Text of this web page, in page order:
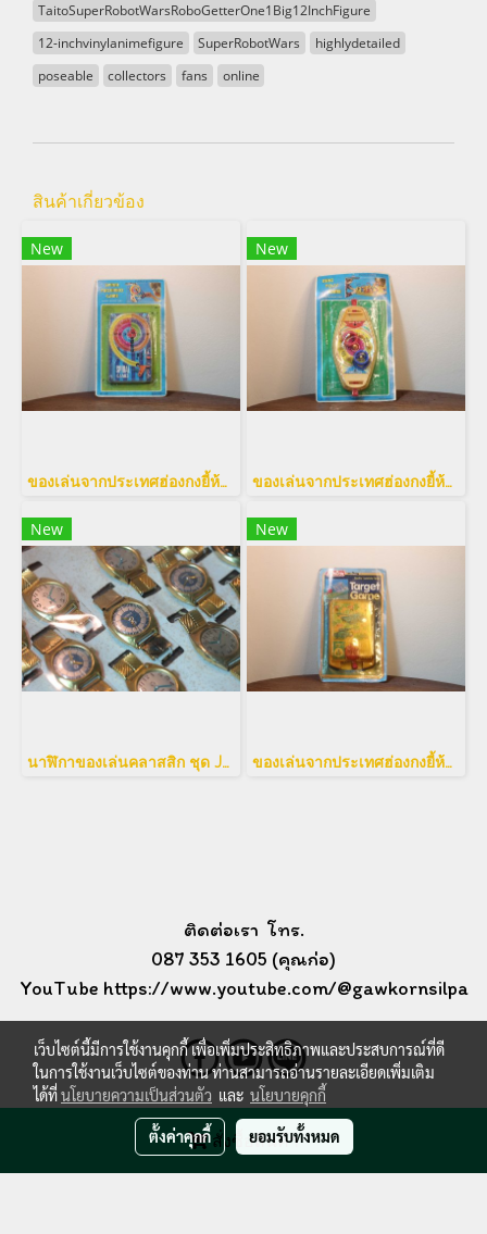
สั่งซื้อสินค้า
TaitoSuperRobotWarsRoboGetterOne1Big12InchFigure
12-inchvinylanimefigure
SuperRobotWars
highlydetailed
poseable
collectors fans online
สินค้าเกี่ยวข้อง
New
ของเล่นจากประเทศฮ่องกงยี้ห้อ Spiral Games วงล้อ
New
ของเล่นจากประเทศฮ่องกงยี้ห้อ Ring toss game
New
นาฬิกาของเล่นคลาสสิก ชุด Japan 12 เรือน
New
ของเล่นจากประเทศฮ่องกงยี้ห้อTarget Game ต่อสู้รถถัง
ติดต่อเรา โทร.
087 353 1605 (คุณก่อ)
YouTube https://www.youtube.com/@gawkornsilpa
Copyright by ArDeed.com 2024
เว็บไซต์นี้มีการใช้งานคุกกี้ เพื่อเพิ่มประสิทธิภาพและประสบการณ์ที่ดี
ในการใช้งานเว็บไซต์ของท่าน ท่านสามารถอ่านรายละเอียดเพิ่มเติม
ได้ที่นโยบายความเป็นส่วนตัว และ นโยบายคุกกี้
ตั้งค่าคุกกี้ ยอมรับทั้งหมด